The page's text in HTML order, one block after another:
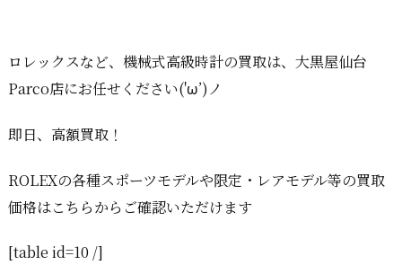
ロレックスなど、機械式高級時計の買取は、大黒屋仙台
Parco店にお任せください('ω’)ノ
即日、高額買取！
ROLEXの各種スポーツモデルや限定・レアモデル等の買取
価格はこちらからご確認いただけます
[table id=10 /]